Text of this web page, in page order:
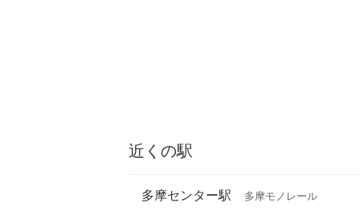
近くの駅
多摩センター駅 多摩モノレール